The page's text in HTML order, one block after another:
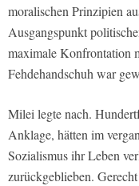
moralischen Prinzipien
Ausgangspunkt
maximale Konfrontation
Fehdehandschuh war
Milei legte nach.
Anklage, hätten im
Sozialismus ihr Leben
zurückgeblieben.